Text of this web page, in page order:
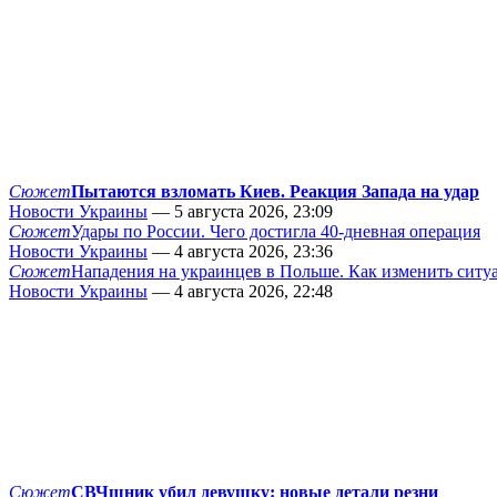
СюжетПытаются взломать Киев. Реакция Запада на удар
Новости Украины — 5 августа 2026, 23:09
СюжетУдары по России. Чего достигла 40-дневная операция
Новости Украины — 4 августа 2026, 23:36
СюжетНападения на украинцев в Польше. Как изменить
Новости Украины — 4 августа 2026, 22:48
СюжетСВЧшник убил девушку: новые детали резни